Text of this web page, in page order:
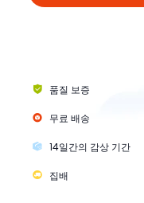
품질 보증
무료 배송
14일간의 감상 기간
집배